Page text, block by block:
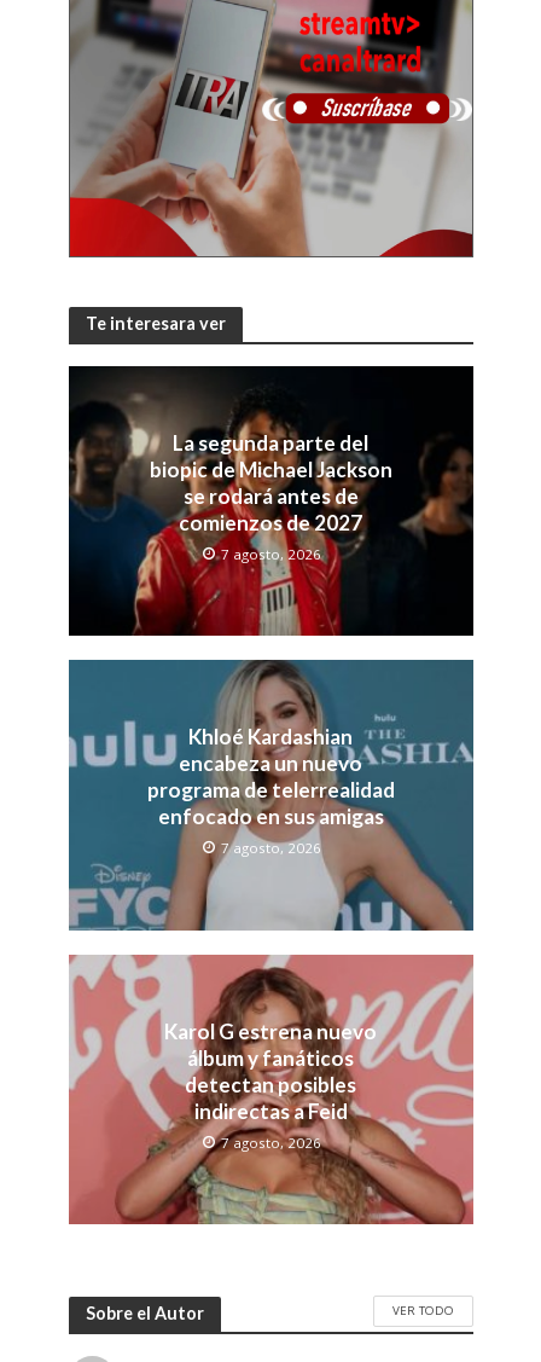
Te interesara ver
La segunda parte del
biopic de Michael Jackson
se rodará antes de
comienzos de 2027
7 agosto, 2026
Khloé Kardashian
encabeza un nuevo
programa de telerrealidad
enfocado en sus amigas
7 agosto, 2026
Karol G estrena nuevo
álbum y fanáticos
detectan posibles
indirectas a Feid
7 agosto, 2026
Sobre el Autor VER TODO